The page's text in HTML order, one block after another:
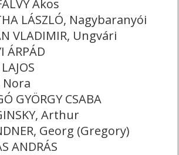
Ákos
LÁSZLÓ, Nagybaranyói
VLADIMIR, Ungvári
ÁRPÁD
Nora
GYÖRGY CSABA
Arthur
Georg (Gregory)
ANDRÁS